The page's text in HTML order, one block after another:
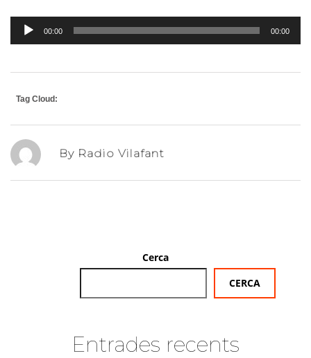
Reproductor
d'àudio
00:00 00:00
Tag Cloud:
By Radio Vilafant
Cerca
CERCA
Entrades recents